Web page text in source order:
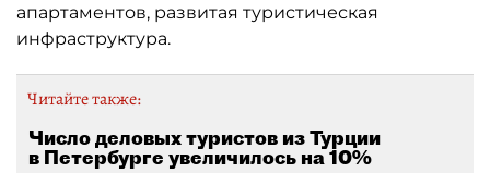
апартаментов, развитая туристическая
инфраструктура.
Читайте также:
Число деловых туристов из Турции
в Петербурге увеличилось на 10%